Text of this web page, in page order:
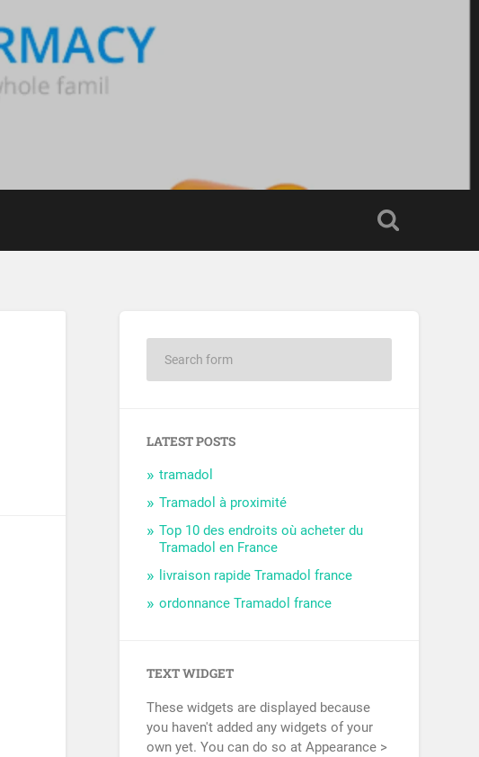
LATEST POSTS
tramadol
Tramadol à proximité
Top 10 des endroits où acheter du
Tramadol en France
livraison rapide Tramadol france
ordonnance Tramadol france
TEXT WIDGET
These widgets are displayed because
you haven't added any widgets of your
own yet. You can do so at Appearance >